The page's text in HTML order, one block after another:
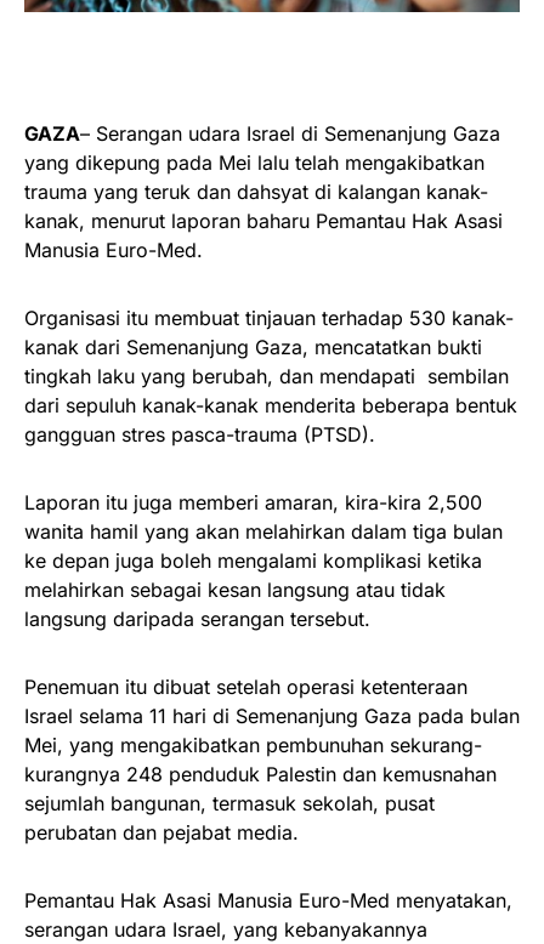
GAZA– Serangan udara Israel di Semenanjung Gaza
yang dikepung pada Mei lalu telah mengakibatkan
trauma yang teruk dan dahsyat di kalangan kanak-
kanak, menurut laporan baharu Pemantau Hak Asasi
Manusia Euro-Med.
Organisasi itu membuat tinjauan terhadap 530 kanak-
kanak dari Semenanjung Gaza, mencatatkan bukti
tingkah laku yang berubah, dan mendapati sembilan
dari sepuluh kanak-kanak menderita beberapa bentuk
gangguan stres pasca-trauma (PTSD).
Laporan itu juga memberi amaran, kira-kira 2,500
wanita hamil yang akan melahirkan dalam tiga bulan
ke depan juga boleh mengalami komplikasi ketika
melahirkan sebagai kesan langsung atau tidak
langsung daripada serangan tersebut.
Penemuan itu dibuat setelah operasi ketenteraan
Israel selama 11 hari di Semenanjung Gaza pada bulan
Mei, yang mengakibatkan pembunuhan sekurang-
kurangnya 248 penduduk Palestin dan kemusnahan
sejumlah bangunan, termasuk sekolah, pusat
perubatan dan pejabat media.
Pemantau Hak Asasi Manusia Euro-Med menyatakan,
serangan udara Israel, yang kebanyakannya